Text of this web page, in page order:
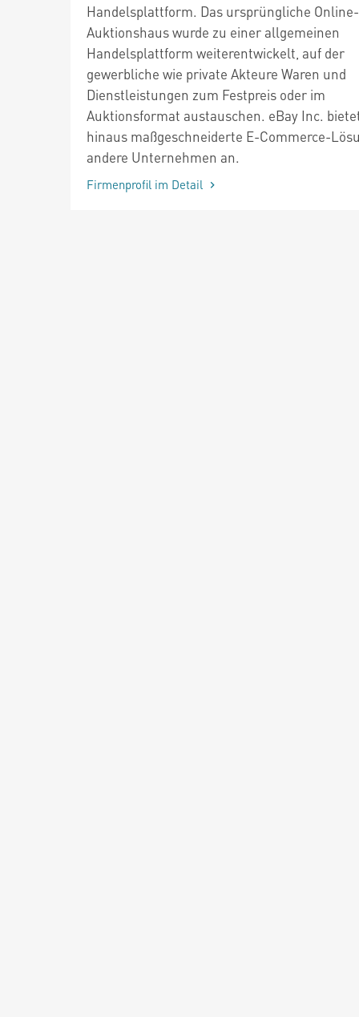
Handelsplattform. Das ursprüngliche Online-
Auktionshaus wurde zu einer allgemeinen
Handelsplattform weiterentwickelt, auf der
gewerbliche wie private Akteure Waren und
Dienstleistungen zum Festpreis oder im
Auktionsformat austauschen. eBay Inc.
hinaus maßgeschneiderte E-Commerce-
andere Unternehmen an.
Firmenprofil im Detail